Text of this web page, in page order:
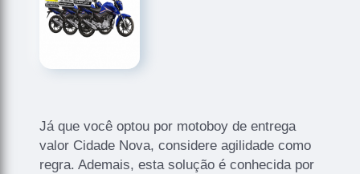
Já que você optou por motoboy de entrega
valor Cidade Nova, considere agilidade como
regra. Ademais, esta solução é conhecida por